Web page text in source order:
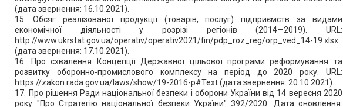
(дата звернення: 16.10.2021).
15. Обсяг реалізованої продукції (товарів, послуг) підприємств за видами
економічної діяльності у розрізі регіонів (2014—2019). URL:
http://www.ukrstat.gov.ua/operativ/operativ2021/fin/pdp_roz_reg/orp_ved_14-19.xlsx
(дата звернення: 17.10.2021).
16. Про схвалення Концепції Державної цільової програми реформування та
розвитку оборонно-промислового комплексу на період до 2020 року. URL:
https://zakon.rada.gov.ua/laws/show/19-2016-р#Text (дата звернення: 20.10.2021).
17. Про рішення Ради національної безпеки і оборони України від 14 вересня 2020
року "Про Стратегію національної безпеки України" 392/2020. Дата оновлення: